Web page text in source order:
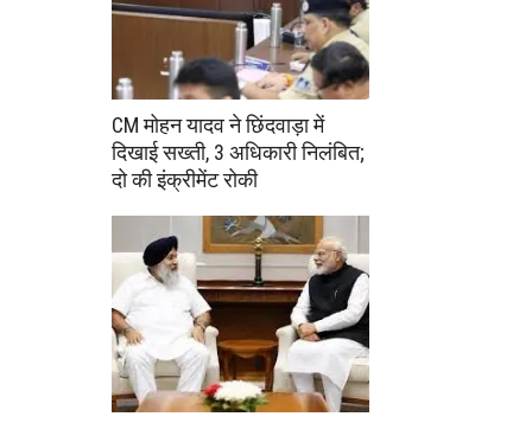
CM मोहन यादव ने छिंदवाड़ा में
दिखाई सख्ती, 3 अधिकारी निलंबित;
दो की इंक्रीमेंट रोकी